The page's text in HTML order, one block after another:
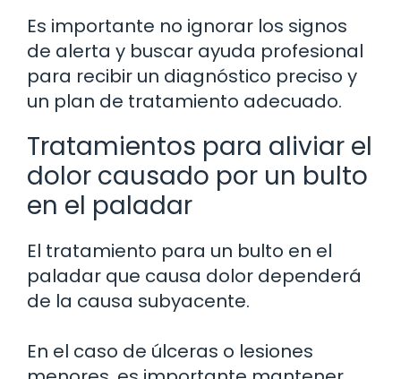
Es importante no ignorar los signos
de alerta y buscar ayuda profesional
para recibir un diagnóstico preciso y
un plan de tratamiento adecuado.
Tratamientos para aliviar el
dolor causado por un bulto
en el paladar
El tratamiento para un bulto en el
paladar que causa dolor dependerá
de la causa subyacente.
En el caso de úlceras o lesiones